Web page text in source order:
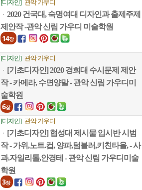
[디자인] 관악 가우디
ㆍ 2020 건국대, 숙명여대 디자인과 출제주제
제안작 -관악 신림 가우디 미술학원
14장
[디자인] 관악 가우디
ㆍ [기초디자인] 2020 경희대 수시문제 제안
작 - 카메라, 수면양말 - 관악 신림 가우디미
술학원
6장
[디자인] 관악 가우디
ㆍ [기초디자인] 협성대 제시물 입시반 시범
작 - 가위,노트.컵, 양파,텀블러,키친타올, - 사
과.자일리톨,안경테 - 관악 신림 가우디미술
학원
3장